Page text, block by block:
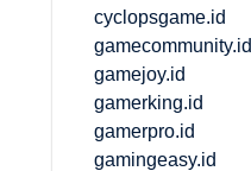
cyclopsgame.id
gamecommunity.id
gamejoy.id
gamerking.id
gamerpro.id
gamingeasy.id